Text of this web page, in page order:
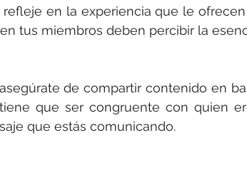
en la experiencia que le
tus miembros deben percibir la
asegúrate de compartir contenido en
que ser congruente con quien
que estás comunicando.